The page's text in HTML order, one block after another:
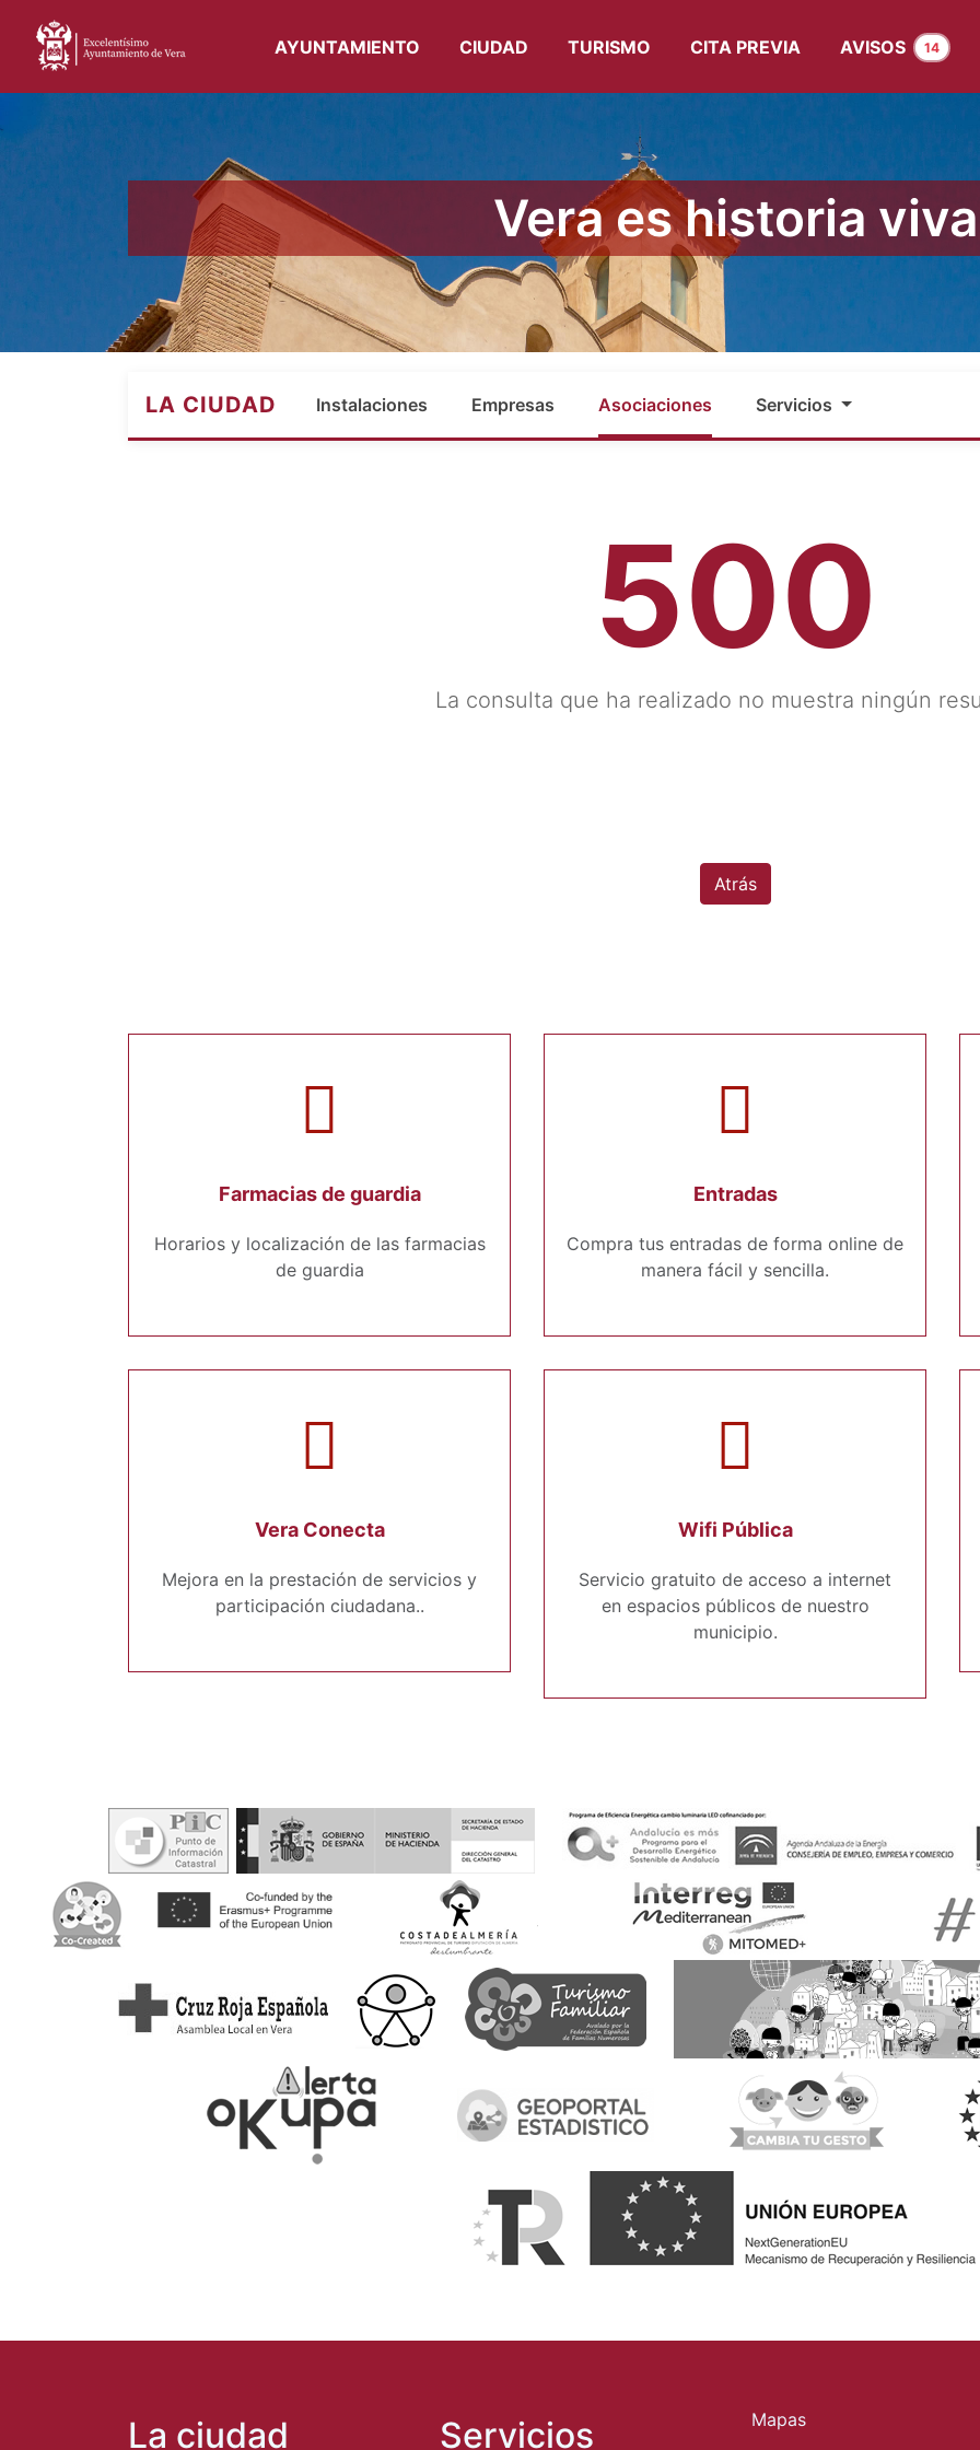
AYUNTAMIENTO CIUDAD TURISMO CITA PREVIA AVISOS 14
Vera es historia viva
LA CIUDAD Instalaciones Empresas Asociaciones Servicios
500
La consulta que ha realizado no muestra ningún
Atrás
Farmacias de guardia
Horarios y localización de las farmacias
de guardia
Entradas
Compra tus entradas de forma online de
manera fácil y sencilla.
Vera Conecta
Mejora en la prestación de servicios y
participación ciudadana..
Wifi Pública
Servicio gratuito de acceso a internet
en espacios públicos de nuestro
municipio.
La ciudad Servicios
Mapas